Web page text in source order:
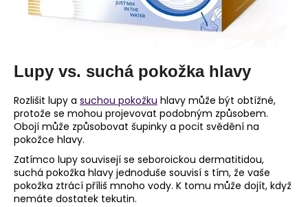
Lupy vs. suchá pokožka hlavy
Rozlišit lupy a suchou pokožku hlavy může být obtížné,
protože se mohou projevovat podobným způsobem.
Obojí může způsobovat šupinky a pocit svědění na
pokožce hlavy.
Zatímco lupy souvisejí se seboroickou dermatitidou,
suchá pokožka hlavy jednoduše souvisí s tím, že vaše
pokožka ztrácí příliš mnoho vody. K tomu může dojít, když
nemáte dostatek tekutin.